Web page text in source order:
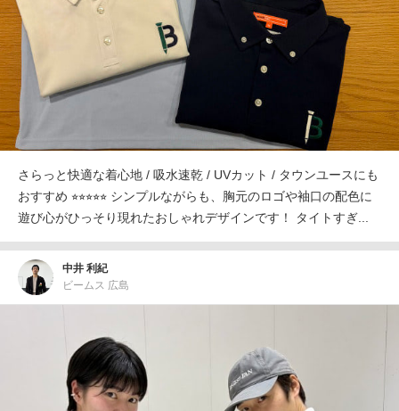
さらっと快適な着心地 / 吸水速乾 / UVカット / タウンユースにも
おすすめ ⭐︎⭐︎⭐︎⭐︎⭐︎ シンプルながらも、胸元のロゴや袖口の配色に
遊び心がひっそり現れたおしゃれデザインです！ タイトすぎ...
中井 利紀
ビームス 広島